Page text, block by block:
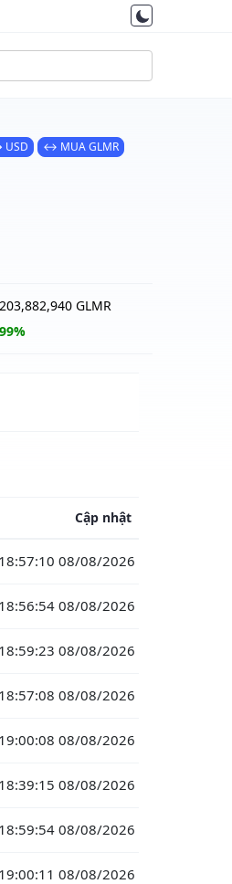
USD ↔ MUA GLMR
GLMR
Cập nhật
18:57:10 08/08/2026
18:56:54 08/08/2026
18:59:23 08/08/2026
18:57:08 08/08/2026
19:00:08 08/08/2026
18:39:15 08/08/2026
18:59:54 08/08/2026
19:00:11 08/08/2026